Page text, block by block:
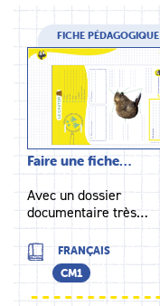
FICHE PÉDAGOGIQUE
Faire une fiche…
Avec un dossier
documentaire très…
FRANÇAIS
CM1